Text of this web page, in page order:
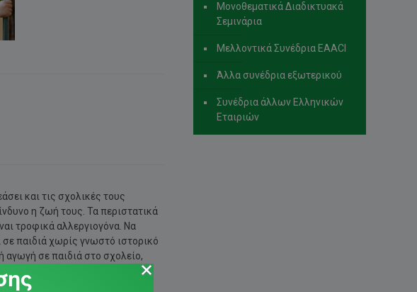
και τις σχολικές τους
η ζωή τους. Τα περιστατικά
τροφικά αλλεργιογόνα. Να
παιδιά χωρίς γνωστό ιστορικό
αγωγή σε παιδιά στο σχολείο,
όταν είναι διαθέσιμη.
παιδί.
Μονοθεματικά Διαδικτυακά
Σεμινάρια
Μελλοντικά Συνέδρια EAACI
Άλλα συνέδρια εξωτερικού
Συνέδρια άλλων Ελληνικών
Εταιριών